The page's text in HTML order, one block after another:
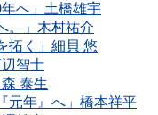
年へ」土橋雄宇
。」木村祐介
拓く」細貝 悠
智士
泰生
元年』へ」橋本祥平